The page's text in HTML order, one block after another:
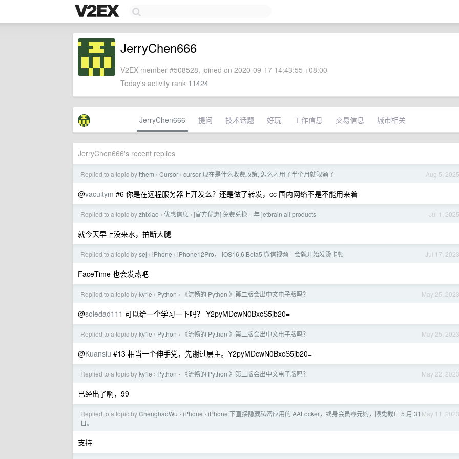
JerryChen666
V2EX member #508528, joined on 2020-09-17 14:43:55 +08:00
Today's activity rank 11424
JerryChen666 提问 技术话题 好玩 工作信息 交易信息 城市相关
JerryChen666's recent replies
Aug 5, 2025
Replied to a topic bytthem › Cursor › cursor 现在是什么收费政策, 怎么才用了半个月就限额了
@vacuitym #6 你是在远程服务器上开发么？还是做了转发，cc 国内网络不是不能用来着
Jul 1, 2025
Replied to a topic byzhixiao › 优惠信息 › [官方优惠] 免费兑换一年 jetbrain all products
就今天早上没来水，拍断大腿
Jul 17, 2023
Replied to a topic bysej › iPhone › iPhone12Pro， IOS16.6 Beta5 微信视频一会就开始发烫卡顿
FaceTime 也会发热吧
May 25, 2023
Replied to a topic byky1e › Python › 《流畅的 Python 》第二版会出中文电子版吗？
@soledad111 可以给一个学习一下吗？ Y2pyMDcwN0BxcS5jb20=
May 25, 2023
Replied to a topic byky1e › Python › 《流畅的 Python 》第二版会出中文电子版吗？
@Kuansiu #13 相当一个伸手党，先谢过层主。Y2pyMDcwN0BxcS5jb20=
May 22, 2023
Replied to a topic byky1e › Python › 《流畅的 Python 》第二版会出中文电子版吗？
已经出了啊，99
May 11, 2023
Replied to a topic byChenghaoWu › iPhone › iPhone 下直接隐藏私密应用的 AALocker，终身会员零元购，限免截止 5 月 31
日。
支持